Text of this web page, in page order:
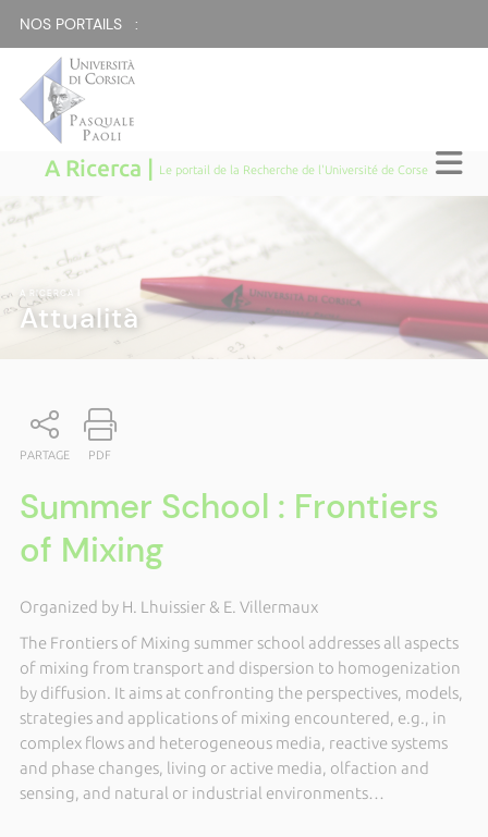
NOS PORTAILS :
A Ricerca | Le portail de la Recherche de l'Université de Corse
A RICERCA
Attualità
PARTAGE PDF
Summer School : Frontiers
of Mixing
Organized by H. Lhuissier & E. Villermaux
The Frontiers of Mixing summer school addresses all aspects
of mixing from transport and dispersion to homogenization
by diffusion. It aims at confronting the perspectives, models,
strategies and applications of mixing encountered, e.g., in
complex flows and heterogeneous media, reactive systems
and phase changes, living or active media, olfaction and
sensing, and natural or industrial environments…